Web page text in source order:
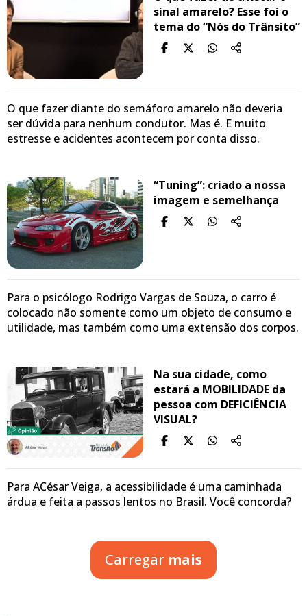
sinal amarelo? Esse foi o
tema do “Nós do Trânsito”
O que fazer diante do semáforo amarelo não deveria
ser dúvida para nenhum condutor. Mas é. E muito
estresse e acidentes acontecem por conta disso.
“Tuning”: criado a nossa
imagem e semelhança
Para o psicólogo Rodrigo Vargas de Souza, o carro é
colocado não somente como um objeto de consumo e
utilidade, mas também como uma extensão dos corpos.
Na sua cidade, como
estará a MOBILIDADE da
pessoa com DEFICIÊNCIA
VISUAL?
Para ACésar Veiga, a acessibilidade é uma caminhada
árdua e feita a passos lentos no Brasil. Você concorda?
Carregar mais